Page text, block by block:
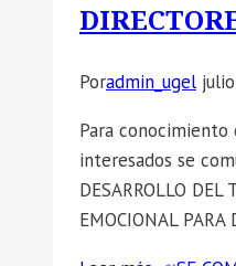
Poradmin_ugel
Para
interesados se
DESARROLLO DEL
EMOCIONAL PARA